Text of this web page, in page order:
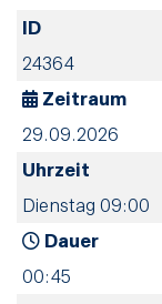
ID
24364
Zeitraum
29.09.2026
Uhrzeit
Dienstag 09:00
Dauer
00:45